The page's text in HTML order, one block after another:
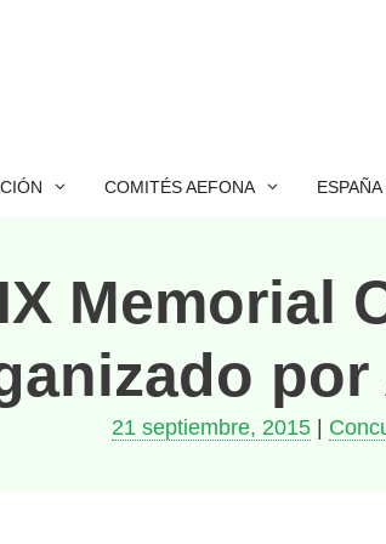
COMITÉS AEFONA
Memorial
por
21 septiembre, 2015|